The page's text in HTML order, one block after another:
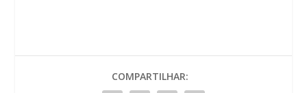
COMPARTILHAR: